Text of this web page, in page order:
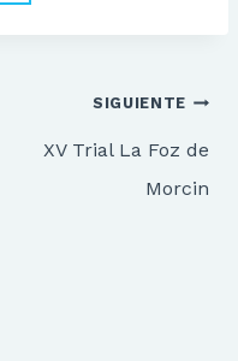
SIGUIENTE
XV Trial La Foz de
Morcin